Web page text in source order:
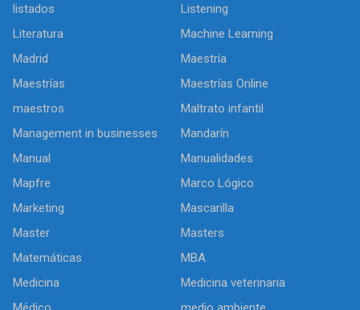
listados
Listening
Literatura
Machine Learning
Madrid
Maestría
Maestrías
Maestrías Online
maestros
Maltrato infantil
Management in businesses
Mandarín
Manual
Manualidades
Mapfre
Marco Lógico
Marketing
Mascarilla
Master
Masters
Matemáticas
MBA
Medicina
Medicina veterinaria